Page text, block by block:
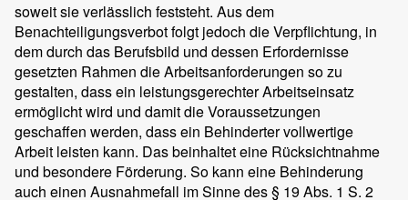
soweit sie verlässlich feststeht. Aus dem
Benachteiligungsverbot folgt jedoch die Verpflichtung, in
dem durch das Berufsbild und dessen Erfordernisse
gesetzten Rahmen die Arbeitsanforderungen so zu
gestalten, dass ein leistungsgerechter Arbeitseinsatz
ermöglicht wird und damit die Voraussetzungen
geschaffen werden, dass ein Behinderter vollwertige
Arbeit leisten kann. Das beinhaltet eine Rücksichtnahme
und besondere Förderung. So kann eine Behinderung
auch einen Ausnahmefall im Sinne des § 19 Abs. 1 S. 2